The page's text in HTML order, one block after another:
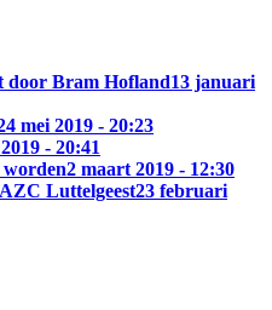
door Bram Hofland13 januari
mei 2019 - 20:23
- 20:41
worden2 maart 2019 - 12:30
Luttelgeest23 februari